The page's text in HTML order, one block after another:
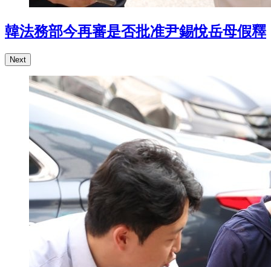
韓法務部今再審是否批准尹錫悅岳母假釋
Next